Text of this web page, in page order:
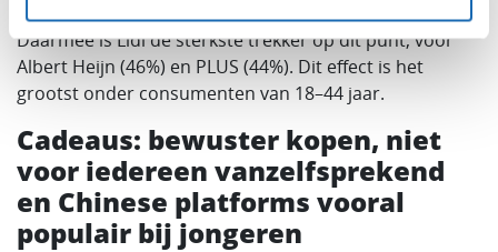
feestlijn een reden is om speciaal naar Lidl te gaan.
Daarmee is Lidl de sterkste trekker op dit punt, vóór
Albert Heijn (46%) en PLUS (44%). Dit effect is het
grootst onder consumenten van 18–44 jaar.
Cadeaus: bewuster kopen, niet
voor iedereen vanzelfsprekend
en Chinese platforms vooral
populair bij jongeren